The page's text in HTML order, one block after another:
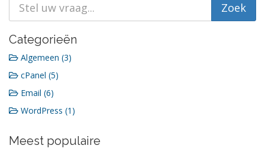
Categorieën
Algemeen (3)
cPanel (5)
Email (6)
WordPress (1)
Meest populaire